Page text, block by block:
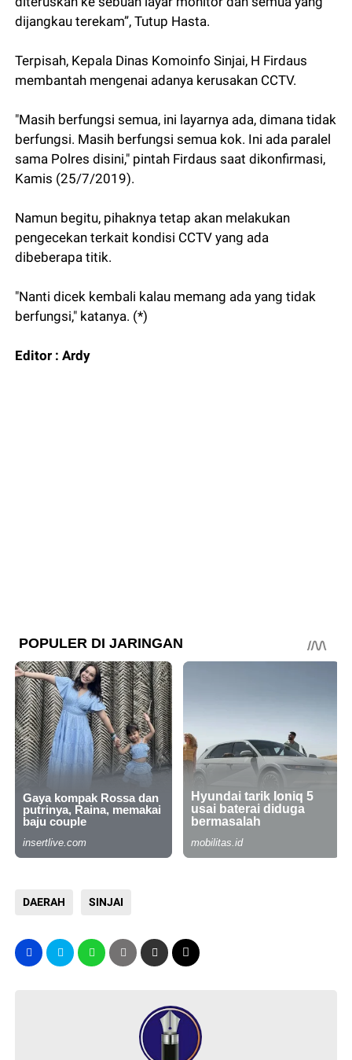
dijangkau terekam”, Tutup Hasta.
Terpisah, Kepala Dinas Komoinfo Sinjai, H Firdaus
membantah mengenai adanya kerusakan CCTV.
"Masih berfungsi semua, ini layarnya ada, dimana tidak
berfungsi. Masih berfungsi semua kok. Ini ada paralel
sama Polres disini," pintah Firdaus saat dikonfirmasi,
Kamis (25/7/2019).
Namun begitu, pihaknya tetap akan melakukan
pengecekan terkait kondisi CCTV yang ada
dibeberapa titik.
"Nanti dicek kembali kalau memang ada yang tidak
berfungsi," katanya. (*)
Editor : Ardy
DAERAH SINJAI